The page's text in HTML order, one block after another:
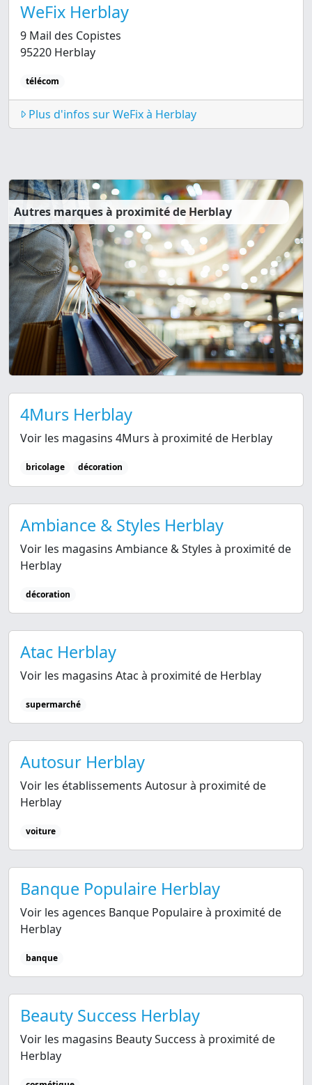
WeFix Herblay
9 Mail des Copistes
95220 Herblay
télécom
Plus d'infos sur WeFix à Herblay
Autres marques à proximité de Herblay
4Murs Herblay
Voir les magasins 4Murs à proximité de Herblay
bricolage décoration
Ambiance & Styles Herblay
Voir les magasins Ambiance & Styles à proximité de
Herblay
décoration
Atac Herblay
Voir les magasins Atac à proximité de Herblay
supermarché
Autosur Herblay
Voir les établissements Autosur à proximité de
Herblay
voiture
Banque Populaire Herblay
Voir les agences Banque Populaire à proximité de
Herblay
banque
Beauty Success Herblay
Voir les magasins Beauty Success à proximité de
Herblay